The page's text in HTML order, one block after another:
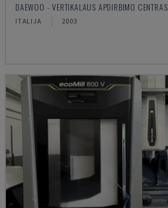
DAEWOO - VERTIKALAUS APDIRBIMO CENTRAS
ITALIJA 2003